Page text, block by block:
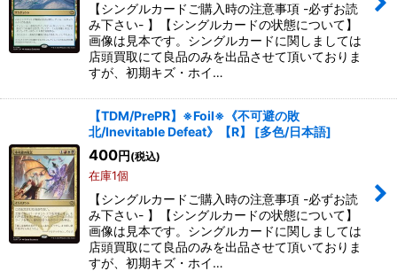
【シングルカードご購入時の注意事項 -必ずお読
み下さい- 】【シングルカードの状態について】
画像は見本です。シングルカードに関しましては
店頭買取にて良品のみを出品させて頂いておりま
すが、初期キズ・ホイ…
【TDM/PrePR】※Foil※《不可避の敗
北/Inevitable Defeat》【R】
[多色/日本語]
400円 (税込)
在庫1個
【シングルカードご購入時の注意事項 -必ずお読
み下さい- 】【シングルカードの状態について】
画像は見本です。シングルカードに関しましては
店頭買取にて良品のみを出品させて頂いておりま
すが、初期キズ・ホイ…